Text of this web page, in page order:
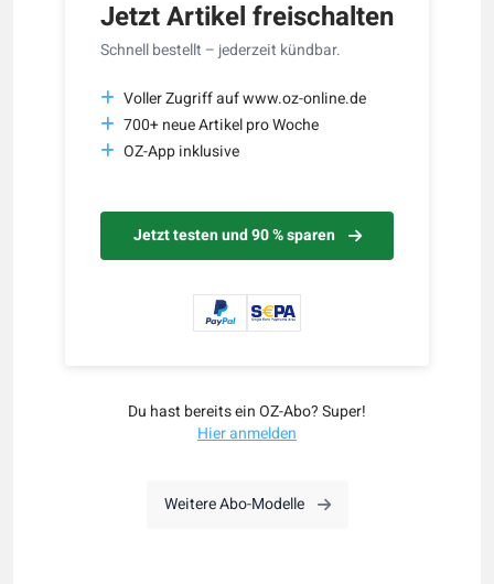
Jetzt Artikel freischalten
Schnell bestellt – jederzeit kündbar.
Voller Zugriff auf www.oz-online.de
700+ neue Artikel pro Woche
OZ-App inklusive
Jetzt testen und 90 % sparen
Du hast bereits ein OZ-Abo? Super!
Hier anmelden
Weitere Abo-Modelle